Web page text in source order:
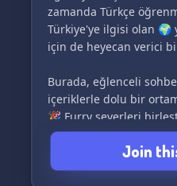
zamanda Türkçe
Türkiye'ye ilgisi olan 🌍
için de heyecan verici
Burada, eğlenceli
içeriklerle dolu bir
🎉 Furry severleri
becerilerini
önceliklerimiz arasında
Join